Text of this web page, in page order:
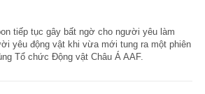
tiếp tục gây bất ngờ cho người yêu làm
yêu động vật khi vừa mới tung ra một phiên
Tổ chức Động vật Châu Á AAF.